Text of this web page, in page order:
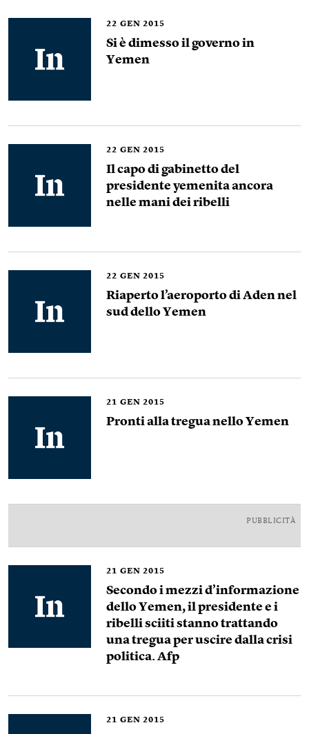
22 GEN 2015
Si è dimesso il governo in
Yemen
22 GEN 2015
Il capo di gabinetto del
presidente yemenita ancora
nelle mani dei ribelli
22 GEN 2015
Riaperto l’aeroporto di Aden nel
sud dello Yemen
21 GEN 2015
Pronti alla tregua nello Yemen
PUBBLICITÀ
21 GEN 2015
Secondo i mezzi d’informazione
dello Yemen, il presidente e i
ribelli sciiti stanno trattando
una tregua per uscire dalla crisi
politica. Afp
21 GEN 2015